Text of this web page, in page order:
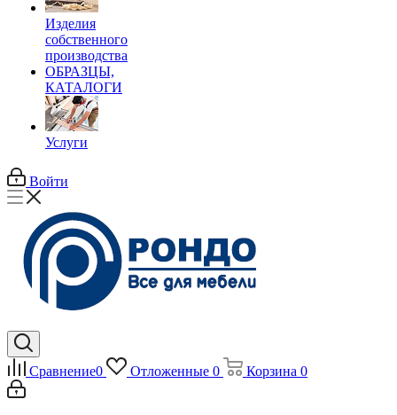
Изделия
собственного
производства
ОБРАЗЦЫ,
КАТАЛОГИ
Услуги
Войти
Сравнение0 Отложенные 0 Корзина 0